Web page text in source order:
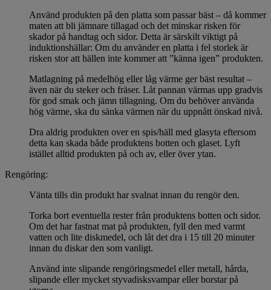
Använd produkten på den platta som passar bäst – då kommer
maten att bli jämnare tillagad och det minskar risken för
skador på handtag och sidor. Detta är särskilt viktigt på
induktionshällar: Om du använder en platta i fel storlek är
risken stor att hällen inte kommer att ”känna igen” produkten.
Matlagning på medelhög eller låg värme ger bäst resultat –
även när du steker och fräser. Låt pannan värmas upp gradvis
för god smak och jämn tillagning. Om du behöver använda
hög värme, ska du sänka värmen när du uppnått önskad nivå.
Dra aldrig produkten over en spis/häll med glasyta eftersom
detta kan skada både produktens botten och glaset. Lyft
istället alltid produkten på och av, eller över ytan.
Rengöring:
Vänta tills din produkt har svalnat innan du rengör den.
Torka bort eventuella rester från produktens botten och sidor.
Om det har fastnat mat på produkten, fyll den med varmt
vatten och lite diskmedel, och låt det dra i 15 till 20 minuter
innan du diskar den som vanligt.
Använd inte slipande rengöringsmedel eller metall, hårda,
slipande eller mycket styvadisksvampar eller borstar på